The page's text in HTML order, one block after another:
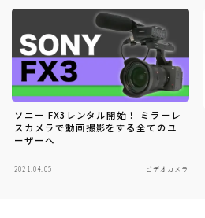
ソニー FX3レンタル開始！ ミラーレ
スカメラで動画撮影をする全てのユ
ーザーへ
2021.04.05 ビデオカメラ